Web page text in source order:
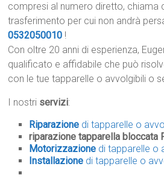
compresi al numero diretto, chiama
trasferimento per cui non andrà
0532050010 !
Con oltre 20 anni di esperienza,
qualificato e affidabile che può
con le tue tapparelle o avvolgibili o
I nostri servizi:
Riparazione di tapparelle o
riparazione tapparella bloccata
Motorizzazione di tapparelle o
Installazione di tapparelle o